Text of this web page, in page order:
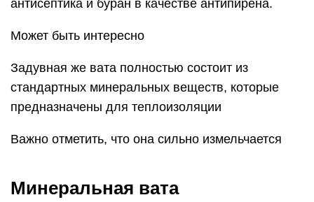
антисептика и буран в качестве антипирена.
Может быть интересно
Задувная же вата полностью состоит из
стандартных минеральных веществ, которые
предназначены для теплоизоляции
Важно отметить, что она сильно измельчается
Минеральная вата